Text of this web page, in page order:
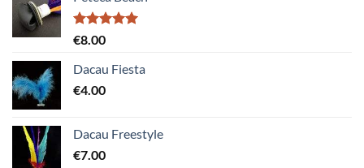
Note5.00
€8.00
Dacau Fiesta
€4.00
Dacau Freestyle
€7.00